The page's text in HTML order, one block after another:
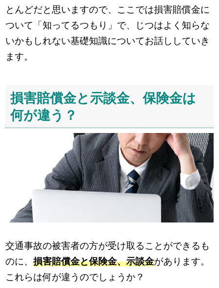
とんどだと思いますので、ここでは損害賠償金に
ついて「知ってるつもり」で、じつはよく知らな
いかもしれない基礎知識についてお話ししていき
ます。
損害賠償金と示談金、保険金は
何が違う？
交通事故の被害者の方が受け取ることができるも
のに、損害賠償金と保険金、示談金があります。
これらは何が違うのでしょうか？